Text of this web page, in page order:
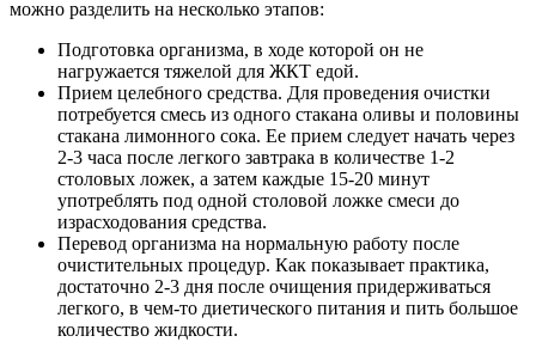
можно разделить на несколько этапов:
Подготовка организма, в ходе которой он не
нагружается тяжелой для ЖКТ едой.
Прием целебного средства. Для проведения очистки
потребуется смесь из одного стакана оливы и половины
стакана лимонного сока. Ее прием следует начать через
2-3 часа после легкого завтрака в количестве 1-2
столовых ложек, а затем каждые 15-20 минут
употреблять под одной столовой ложке смеси до
израсходования средства.
Перевод организма на нормальную работу после
очистительных процедур. Как показывает практика,
достаточно 2-3 дня после очищения придерживаться
легкого, в чем-то диетического питания и пить большое
количество жидкости.